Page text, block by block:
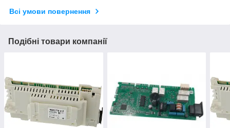
Всі умови повернення
Подібні товари компанії